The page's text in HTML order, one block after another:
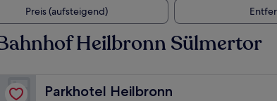
Preis (aufsteigend)
Heilbronn Sülmertor
Parkhotel Heilbronn
Parkhotel Heilbronn